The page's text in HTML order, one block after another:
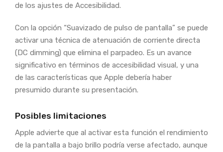
de los ajustes de Accesibilidad.
Con la opción “Suavizado de pulso de pantalla” se puede
activar una técnica de atenuación de corriente directa
(DC dimming) que elimina el parpadeo. Es un avance
significativo en términos de accesibilidad visual, y una
de las características que Apple debería haber
presumido durante su presentación.
Posibles limitaciones
Apple advierte que al activar esta función el rendimiento
de la pantalla a bajo brillo podría verse afectado, aunque